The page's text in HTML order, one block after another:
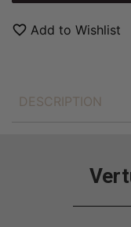
favorite_border Add to Wishlist
DESCRIPTION